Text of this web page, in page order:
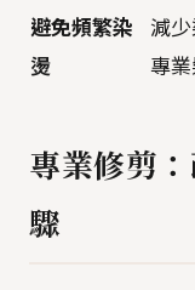
避免頻繁染
燙
減
專業
專業修剪
驟